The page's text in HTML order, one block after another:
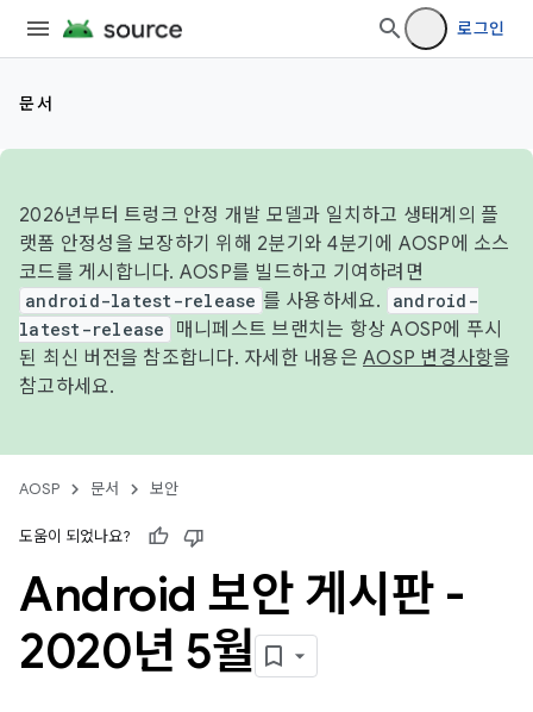
로그인
문서
2026년부터 트렁크 안정 개발 모델과 일치하고 생태계의 플
랫폼 안정성을 보장하기 위해 2분기와 4분기에 AOSP에 소스
코드를 게시합니다. AOSP를 빌드하고 기여하려면
android-latest-release 를 사용하세요.
android-
latest-release
매니페스트 브랜치는 항상 AOSP에 푸시
된 최신 버전을 참조합니다. 자세한 내용은 AOSP 변경사항을
참고하세요.
AOSP 문서 보안
도움이 되었나요?
Android 보안 게시판 -
2020년 5월